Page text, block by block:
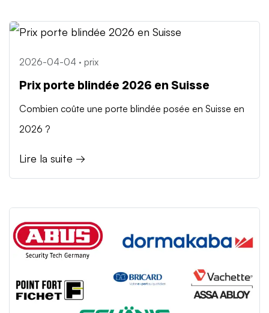
2026-04-04 · prix
Prix porte blindée 2026 en Suisse
Combien coûte une porte blindée posée en Suisse en
2026 ?
Lire la suite →